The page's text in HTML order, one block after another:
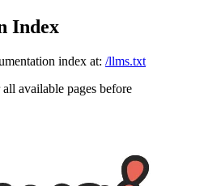
Index
index at: /llms.txt
available pages before